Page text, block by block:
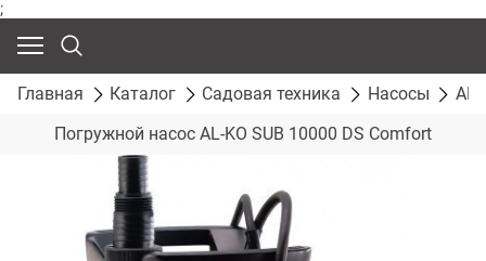
;
Главная Каталог Садовая техника Насосы
AL-
Погружной насос AL-KO SUB 10000 DS Comfort